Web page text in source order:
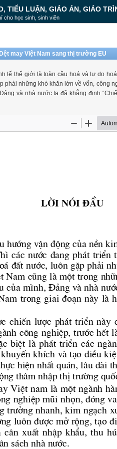
TIỂU LUẬN, GIÁO ÁN, GIÁO
cho học sinh, sinh viên
may Việt Nam sang thị trường EU
tế thế giới là toàn cầu hoá và tự do
những khó khăn lớn về vốn, công
và nhà nước ta đã khẳng định